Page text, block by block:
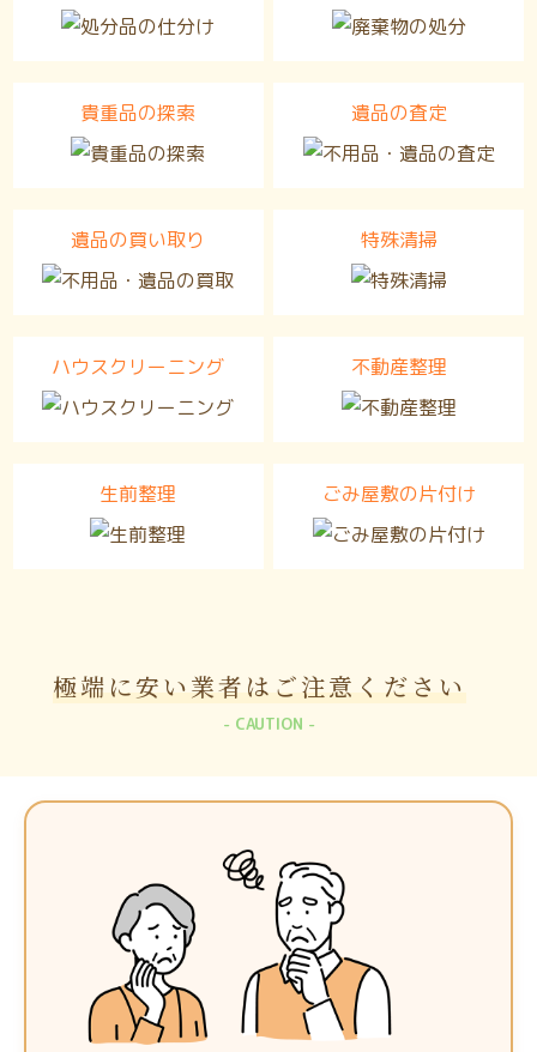
貴重品の探索 遺品の査定
遺品の買い取り 特殊清掃
ハウスクリーニング 不動産整理
生前整理 ごみ屋敷の片付け
極端に安い業者は ご注意ください
CAUTION